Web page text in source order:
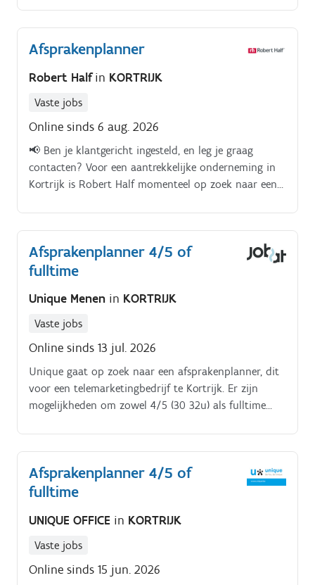
tussen verschillende projecten en doelgroepenJe
vertegenwoordigt de opdrachtgevers op een
kantooruren
Afsprakenplanner
Robert Halfin KORTRIJK
Vaste jobs
Online sinds 6 aug. 2026
📢 Ben je klantgericht ingesteld, en leg je graag
contacten? Voor een aantrekkelijke onderneming in
Kortrijk is Robert Half momenteel op zoek naar een
open bedrijfscultuur met groeimogelijkheden! Als
Afsprakenplanner heb je onderstaand takenpakket:Je
beantwoordt de verschillende binnenkomende
aanvragen en dispatch je waar nodig;Je legt de
inplannen van een interventie, onderhoud of
herstelling;Je staat in voor het beheren van de
baan;Je verwerkt de verschillende documenten die
per dossier nodig zijn.
Afsprakenplanner 4/5 of
fulltime
Unique Menen in KORTRIJK
Vaste jobs
Online sinds 13 jul. 2026
Unique gaat op zoek naar een afsprakenplanner, dit
voor een telemarketingbedrijf te Kortrijk. Er zijn
mogelijkheden om zowel 4/5 (30 32u) als fulltime
Afsprakenplanner 4/5 of
fulltime
UNIQUE OFFICE in KORTRIJK
Vaste jobs
Online sinds 15 jun. 2026